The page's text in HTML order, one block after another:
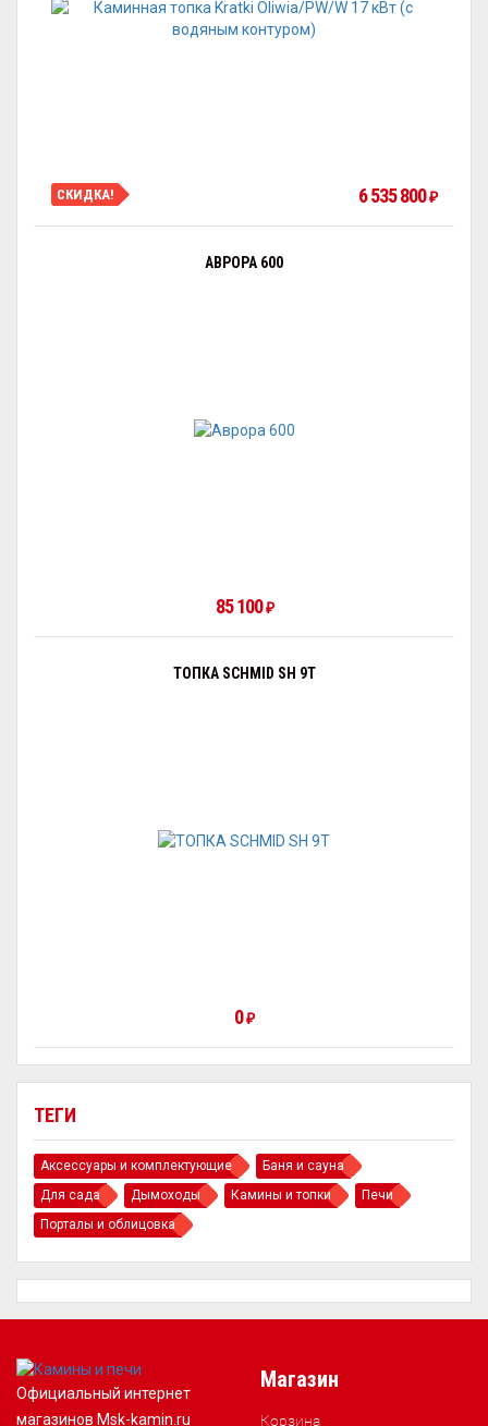
ТЕГИ
Аксессуары и комплектующие
Баня и сауна
Для сада
Дымоходы Камины и топки
Печи
Порталы и облицовка
СКИДКА! 6 535 800₽
АВРОРА 600
85 100₽
ТОПКА SCHMID SH 9T
0₽
Официальный интернет
магазинов Msk-kamin.ru
Магазин
Корзина